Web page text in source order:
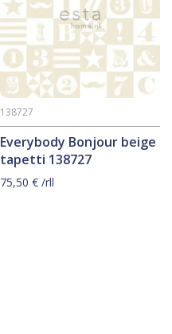
Everybody Bonjour beige
tapetti 138727
138727
75,50€ /rll